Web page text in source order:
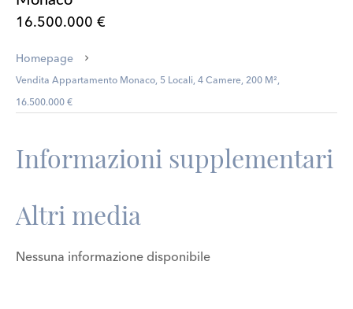
16.500.000 €
Homepage
Vendita Appartamento Monaco, 5 Locali, 4 Camere, 200 M²,
16.500.000 €
Informazioni supplementari
Altri media
Nessuna informazione disponibile